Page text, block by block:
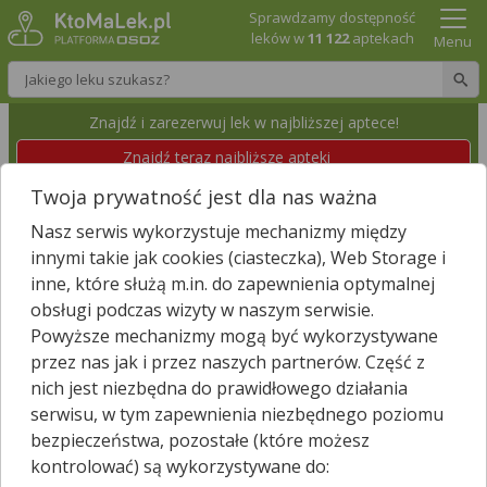
Wpisz nazwę leku
Sprawdzamy dostępność
leków w11 122aptekach Menu
Znajdź i zarezerwuj lek w najbliższej aptece!
Znajdź teraz najbliższe apteki
PUNKT APTECZNY EFEKT
Niechcice, Częstochowska 6 Id apteki: 896 950
Znajdź leki w okolicy i zarezerwuj
Zgłoś nieistniejącą aptekę
−
Twoja prywatność jest dla nas ważna
Nasz serwis wykorzystuje mechanizmy między
innymi takie jak cookies (ciasteczka), Web Storage i
inne, które służą m.in. do zapewnienia optymalnej
obsługi podczas wizyty w naszym serwisie.
Powyższe mechanizmy mogą być wykorzystywane
przez nas jak i przez naszych partnerów. Część z
nich jest niezbędna do prawidłowego działania
serwisu, w tym zapewnienia niezbędnego poziomu
bezpieczeństwa, pozostałe (które możesz
kontrolować) są wykorzystywane do: